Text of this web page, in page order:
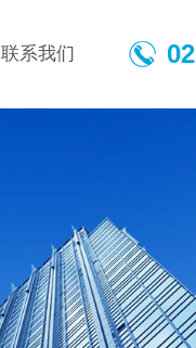
联系我们